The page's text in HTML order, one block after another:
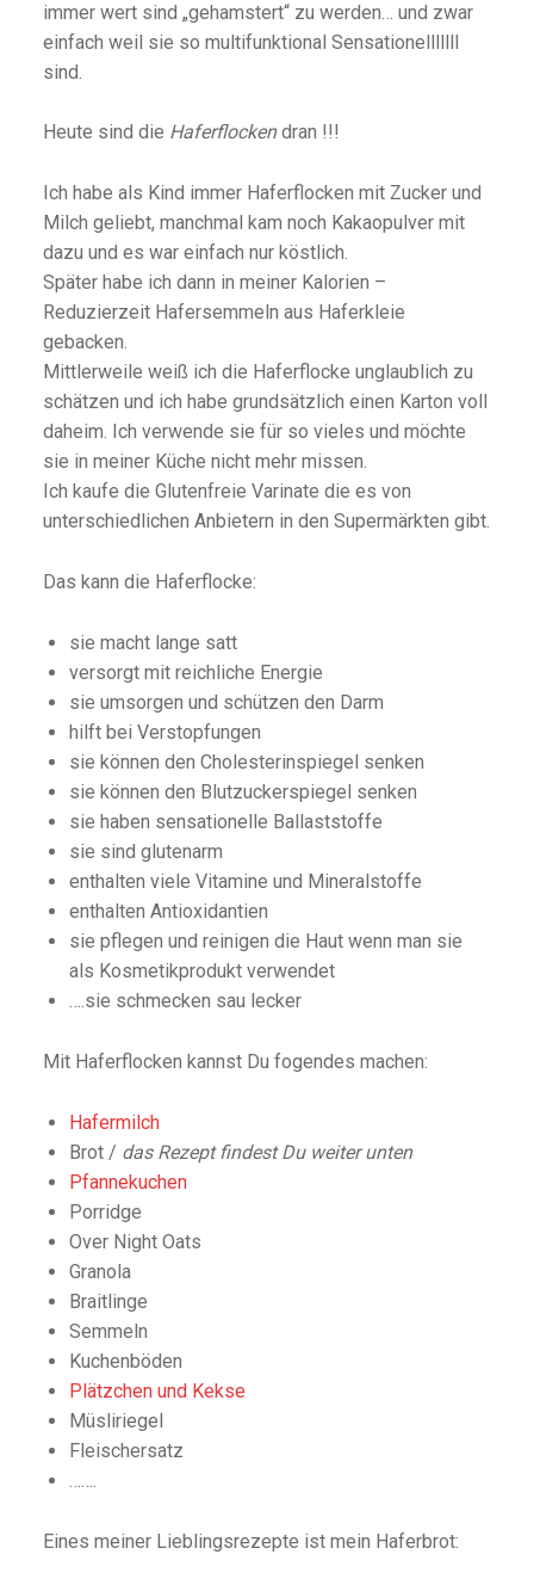
immer wert sind „gehamstert“ zu werden… und zwar
einfach weil sie so multifunktional Sensationelllllll
sind.
Heute sind die Haferflockendran !!!
Ich habe als Kind immer Haferflocken mit Zucker und
Milch geliebt, manchmal kam noch Kakaopulver mit
dazu und es war einfach nur köstlich.
Später habe ich dann in meiner Kalorien –
Reduzierzeit Hafersemmeln aus Haferkleie
gebacken.
Mittlerweile weiß ich die Haferflocke unglaublich zu
schätzen und ich habe grundsätzlich einen Karton voll
daheim. Ich verwende sie für so vieles und möchte
sie in meiner Küche nicht mehr missen.
Ich kaufe die Glutenfreie Varinate die es von
unterschiedlichen Anbietern in den Supermärkten gibt.
Das kann die Haferflocke:
sie macht lange satt
versorgt mit reichliche Energie
sie umsorgen und schützen den Darm
hilft bei Verstopfungen
sie können den Cholesterinspiegel senken
sie können den Blutzuckerspiegel senken
sie haben sensationelle Ballaststoffe
sie sind glutenarm
enthalten viele Vitamine und Mineralstoffe
enthalten Antioxidantien
sie pflegen und reinigen die Haut wenn man sie
als Kosmetikprodukt verwendet
….sie schmecken sau lecker
Mit Haferflocken kannst Du fogendes machen:
Hafermilch
Brot / das Rezept findest Du weiter unten
Pfannekuchen
Porridge
Over Night Oats
Granola
Braitlinge
Semmeln
Kuchenböden
Plätzchen und Kekse
Müsliriegel
Fleischersatz
…….
Eines meiner Lieblingsrezepte ist mein Haferbrot: